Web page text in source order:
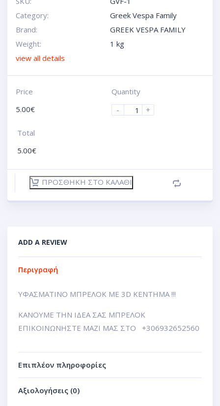
Category:
Greek Vespa Family
Brand:
GREEK VESPA FAMILY
Weight:
1 kg
view all details
Price
5.00€
Quantity
-
+
Total
5.00€
ΠΡΟΣΘΉΚΗ ΣΤΟ ΚΑΛΆΘΙ
ADD A REVIEW
Περιγραφή
ΥΦΑΣΜΑΤΙΝΟ ΜΠΡΕΛΟΚ ΜΕ 3D ΚΕΝΤΗΜΑ !!!
ΚΑΝΟΥΜΕ ΤΗΝ ΙΔΕΑ ΣΑΣ ΜΠΡΕΛΟΚ
ΕΠΙΚΟΙΝΩΝΗΣΤΕ ΜΑΖΙ ΜΑΣ ΣΤΟ +306932652560
Επιπλέον πληροφορίες
Αξιολογήσεις (0)